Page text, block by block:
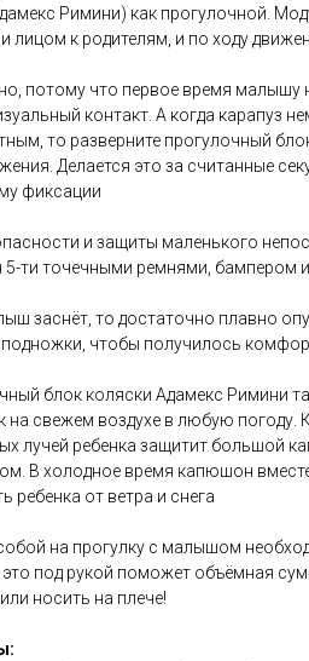
Римини) как прогулочной.
лицом к родителям, и по ходу
потому что первое время малышу
контакт. А когда карапуз
то разверните прогулочный
Делается это за считанные
фиксации
и защиты маленького
5-ти точечными ремнями, бампером
заснёт, то достаточно плавно
чтобы получилось
блок коляски Адамекс Римини
на свежем воздухе в любую погоду.
лучей ребенка защитит большой
В холодное время капюшон
ребенка от ветра и снега
на прогулку с малышом
под рукой поможет объёмная
носить на плече!